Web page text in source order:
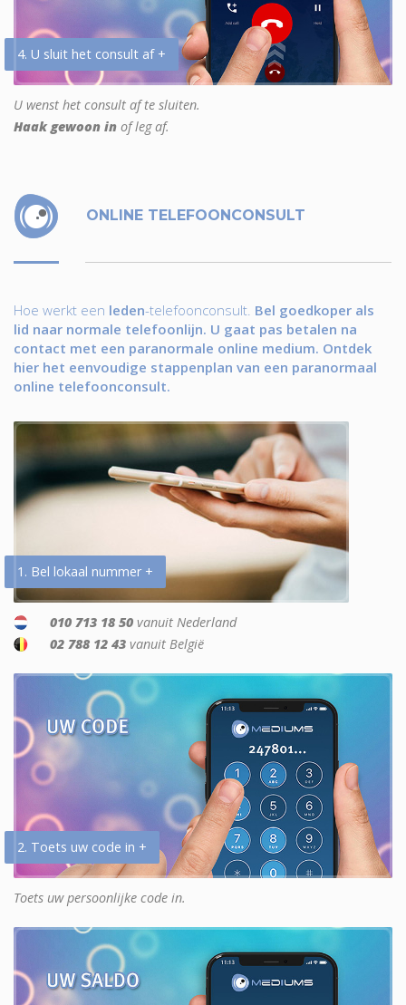
4. U sluit het consult af +
U wenst het consult af te sluiten.
Haak gewoon in of leg af.
ONLINE TELEFOONCONSULT
Hoe werkt een leden-telefoonconsult. Bel goedkoper als
lid naar normale telefoonlijn. U gaat pas betalen na
contact met een paranormale online medium. Ontdek
hier het eenvoudige stappenplan van een paranormaal
online telefoonconsult.
1. Bel lokaal nummer +
010 713 18 50 vanuit Nederland
02 788 12 43 vanuit België
2. Toets uw code in +
Toets uw persoonlijke code in.